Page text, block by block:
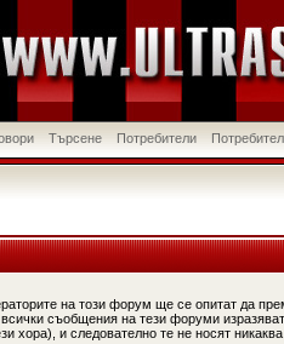
Търсене Потребители
на този форум ще се опитат да
съобщения на тези форуми
хора), и следователно те не носят никаква